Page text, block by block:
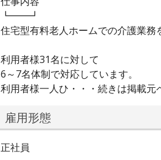
┗━━┛
住宅型有料老人ホームでの介護業務
利用者様31名に対して
6～7名体制で対応しています。
利用者様一人ひ・・・続きは掲載元
雇用形態
正社員